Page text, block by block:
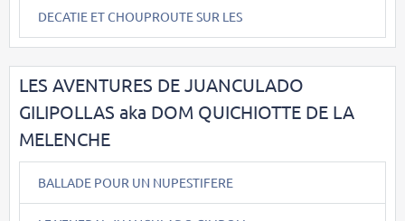
DECATIE ET CHOUPROUTE SUR LES
LES AVENTURES DE JUANCULADO
GILIPOLLAS aka DOM QUICHIOTTE DE LA
MELENCHE
BALLADE POUR UN NUPESTIFERE